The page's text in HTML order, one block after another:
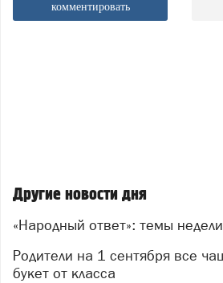
комментировать
Другие новости дня
«Народный ответ»: темы недели
Родители на 1 сентября все чаще выбирают один
букет от класса